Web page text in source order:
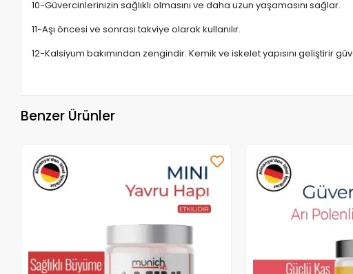
10-Güvercinlerinizin sağlıklı olmasını ve daha uzun yaşamasını sağlar.
11-Aşı öncesi ve sonrası takviye olarak kullanılır.
12-Kalsiyum bakımından zengindir. Kemik ve iskelet yapısını geliştirir
Benzer Ürünler